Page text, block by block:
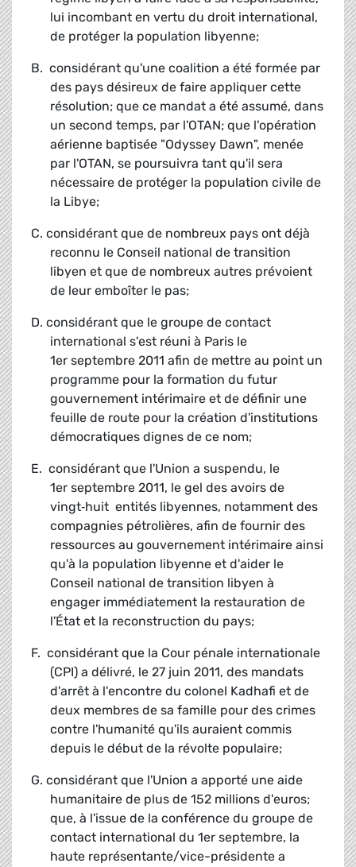
lui incombant en vertu du droit international,
de protéger la population libyenne;
B. considérant qu'une coalition a été formée par
des pays désireux de faire appliquer cette
résolution; que ce mandat a été assumé, dans
un second temps, par l'OTAN; que l'opération
aérienne baptisée "Odyssey Dawn", menée
par l'OTAN, se poursuivra tant qu'il sera
nécessaire de protéger la population civile de
la Libye;
C. considérant que de nombreux pays ont déjà
reconnu le Conseil national de transition
libyen et que de nombreux autres prévoient
de leur emboîter le pas;
D. considérant que le groupe de contact
international s'est réuni à Paris le
1erseptembre 2011 afin de mettre au point un
programme pour la formation du futur
gouvernement intérimaire et de définir une
feuille de route pour la création d'institutions
démocratiques dignes de ce nom;
E. considérant que l'Union a suspendu, le
1erseptembre 2011, le gel des avoirs de
vingt‑huit entités libyennes, notamment des
compagnies pétrolières, afin de fournir des
ressources au gouvernement intérimaire ainsi
qu'à la population libyenne et d'aider le
Conseil national de transition libyen à
engager immédiatement la restauration de
l'État et la reconstruction du pays;
F. considérant que la Cour pénale internationale
(CPI) a délivré, le 27 juin 2011, des mandats
d'arrêt à l'encontre du colonel Kadhafi et de
deux membres de sa famille pour des crimes
contre l'humanité qu'ils auraient commis
depuis le début de la révolte populaire;
G. considérant que l'Union a apporté une aide
humanitaire de plus de 152 millions d'euros;
que, à l'issue de la conférence du groupe de
contact international du 1erseptembre, la
haute représentante/vice-présidente a